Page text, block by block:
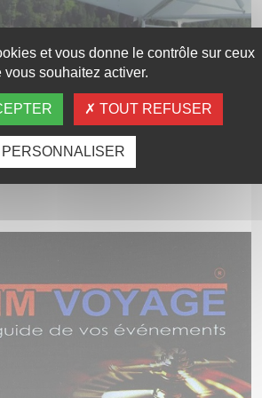
et vous donne le contrôle sur ceux
vous souhaitez activer.
TOUT REFUSER
PERSONNALISER